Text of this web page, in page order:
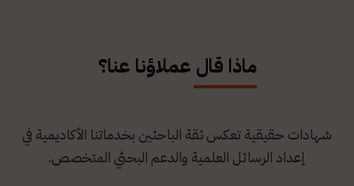
ماذا قال عملاؤنا عنا؟
شهادات حقيقية تعكس ثقة الباحثين بخدماتنا الأكاديمية في
إعداد الرسائل العلمية والدعم البحثي المتخصص.